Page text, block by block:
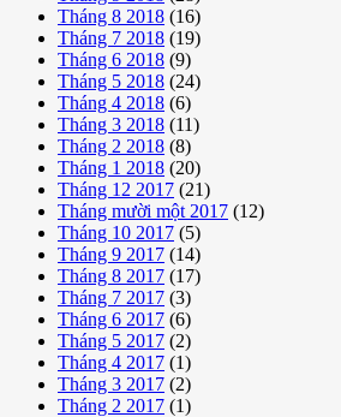
Tháng 8 2018 (16)
Tháng 7 2018 (19)
Tháng 6 2018 (9)
Tháng 5 2018 (24)
Tháng 4 2018 (6)
Tháng 3 2018 (11)
Tháng 2 2018 (8)
Tháng 1 2018 (20)
Tháng 12 2017 (21)
Tháng mười một 2017 (12)
Tháng 10 2017 (5)
Tháng 9 2017 (14)
Tháng 8 2017 (17)
Tháng 7 2017 (3)
Tháng 6 2017 (6)
Tháng 5 2017 (2)
Tháng 4 2017 (1)
Tháng 3 2017 (2)
Tháng 2 2017 (1)